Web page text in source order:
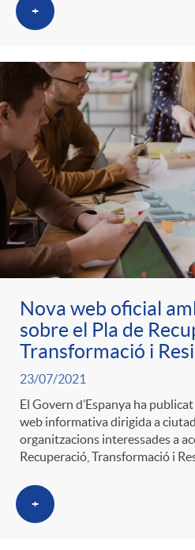
o
C
a
t
e
g
o
r
i
a
s
u
s
+
Nova web oficial
sobre el Pla de
Transformació i
23/07/2021
El Govern d’Espanya ha
web informativa dirigida a
organitzacions interessades a
Recuperació, Transformació i
+